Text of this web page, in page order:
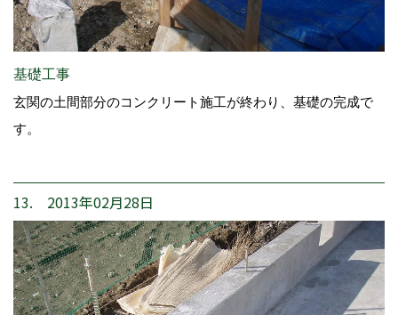
基礎工事
玄関の土間部分のコンクリート施工が終わり、基礎の完成で
す。
13. 2013年02月28日